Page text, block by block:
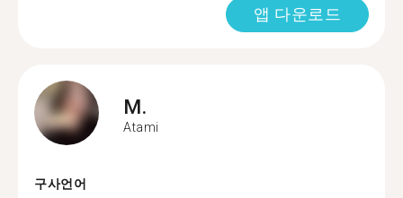
앱 다운로드
M.
Atami
구사언어